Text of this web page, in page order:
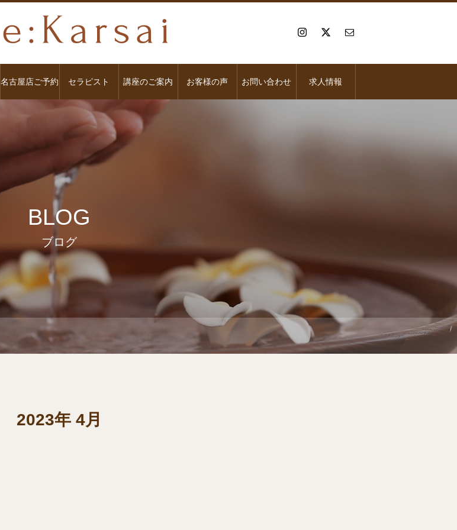
名古屋店ご予約 セラピスト 講座のご案内 お客様の声 お問い合わせ 求人情報
BLOG
ブログ
2023年 4月